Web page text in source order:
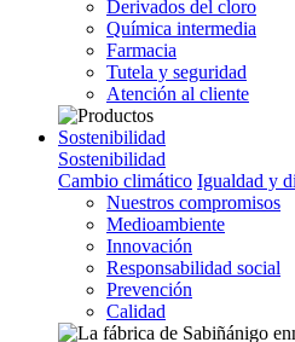
Derivados del cloro
Química intermedia
Farmacia
Tutela y seguridad
Atención al cliente
Sostenibilidad
Sostenibilidad
Cambio climático Igualdad y
Nuestros compromisos
Medioambiente
Innovación
Responsabilidad social
Prevención
Calidad